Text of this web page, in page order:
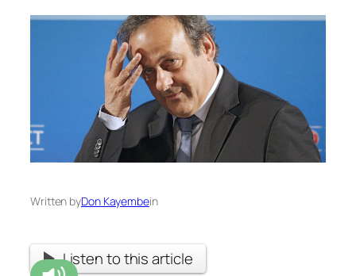
Written byDon Kayembein
Listen to this article